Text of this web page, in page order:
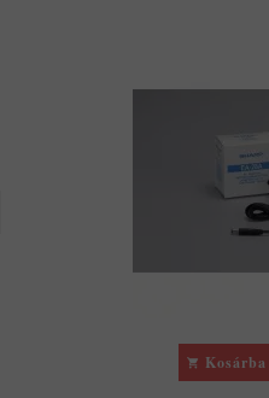
Kosárba